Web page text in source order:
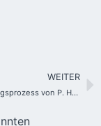
WEITER
Seligsprechungsprozess von P. Hernán Alessandri schreitet voran